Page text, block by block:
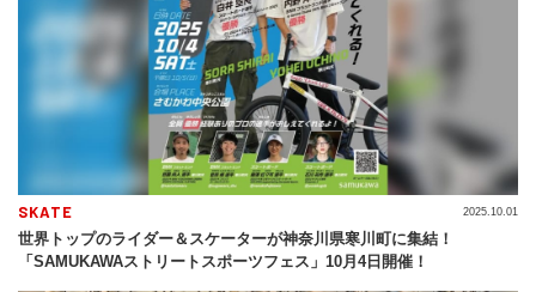
SKATE
世界トップのライダー＆スケーターが神奈川県寒川町に集結！
「SAMUKAWAストリートスポーツフェス」10月4日開催！
2025.10.01